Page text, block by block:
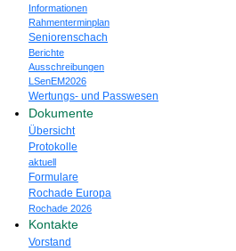
Informationen
Rahmenterminplan
Seniorenschach
Berichte
Ausschreibungen
LSenEM2026
Wertungs- und Passwesen
Dokumente
Übersicht
Protokolle
aktuell
Formulare
Rochade Europa
Rochade 2026
Kontakte
Vorstand